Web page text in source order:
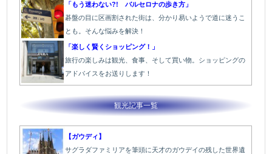
「もう迷わない?! バルセロナの歩き方」
碁盤の目に区画割された街は、分かり易いようで道に迷うこ
とも。そんな悩みを解決！
「楽しく賢くショッピング！」
旅行の楽しみは観光、食事、そして買い物。ショッピングの
アドバイスをお送りします！
観光記事一覧
【ガウディ】
サグラダファミリアを筆頭に天才のガウデイの残した世界遺